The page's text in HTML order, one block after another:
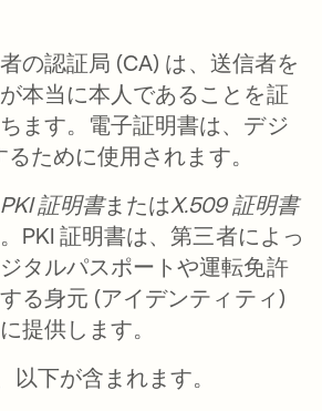
の認証局 (CA) は、送信者を
本当に本人であることを証
ます。電子証明書は、デジ
るために使用されます。
PKI 証明書またはX.509 証明書
PKI 証明書は、第三者によっ
タルパスポートや運転免許
る身元 (アイデンティティ)
提供します。
以下が含まれます。